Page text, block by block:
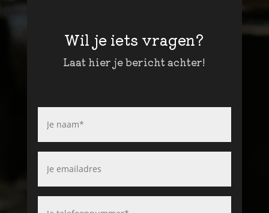
Wil je iets vragen?
Laat hier je bericht achter!